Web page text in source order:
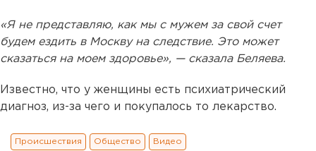
«Я не представляю, как мы с мужем за свой счет
будем ездить в Москву на следствие. Это может
сказаться на моем здоровье», — сказала Беляева.
Известно, что у женщины есть психиатрический
диагноз, из-за чего и покупалось то лекарство.
Происшествия Общество Видео